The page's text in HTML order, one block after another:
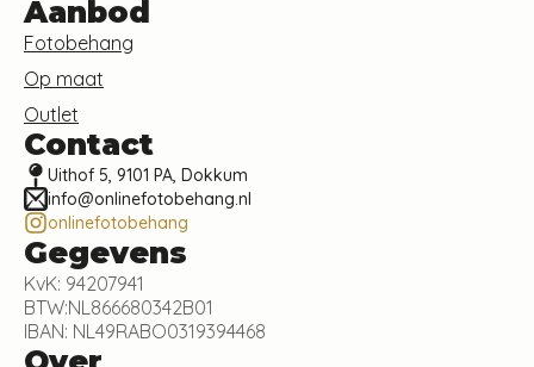
Aanbod
Fotobehang
Op maat
Outlet
Contact
Uithof 5, 9101 PA, Dokkum
info@onlinefotobehang.nl
onlinefotobehang
Gegevens
KvK: 94207941
BTW:NL866680342B01
IBAN: NL49RABO0319394468